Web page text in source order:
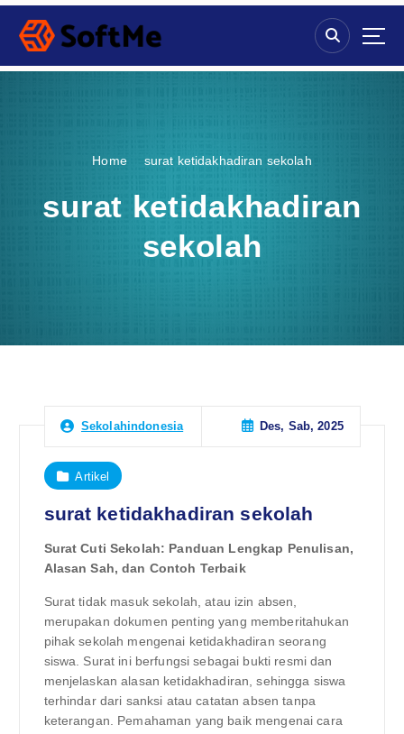
S
p
Home surat ketidakhadiran sekolah
surat ketidakhadiran
sekolah
Sekolahindonesia Des, Sab, 2025
Artikel
surat ketidakhadiran sekolah
Surat Cuti Sekolah: Panduan Lengkap Penulisan,
Alasan Sah, dan Contoh Terbaik
Surat tidak masuk sekolah, atau izin absen,
merupakan dokumen penting yang memberitahukan
pihak sekolah mengenai ketidakhadiran seorang
siswa. Surat ini berfungsi sebagai bukti resmi dan
menjelaskan alasan ketidakhadiran, sehingga siswa
terhindar dari sanksi atau catatan absen tanpa
keterangan. Pemahaman yang baik mengenai cara